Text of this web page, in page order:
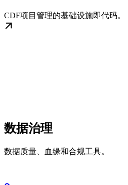
CDF项目管理的基础设施即代码。
数据治理
数据质量、血缘和合规工具。